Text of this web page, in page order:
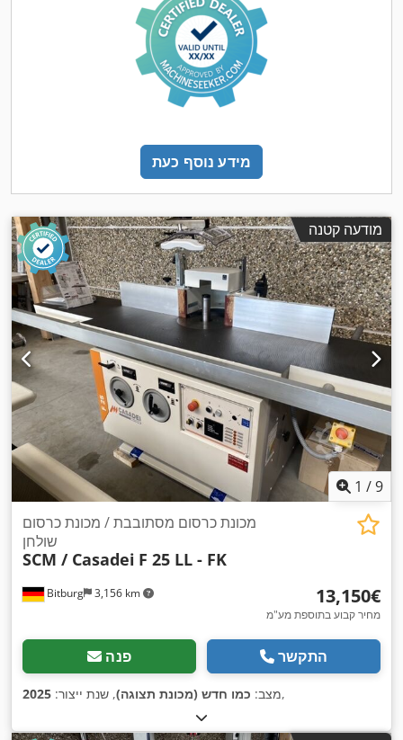
מידע נוסף כעת
מודעה קטנה
1 /9
Bitburg 3,156 km
מכונת כרסום מסתובבת / מכונת כרסום
שולחן
SCM / Casadei F 25 LL - FK
‏13,150 ‏€
מחיר קבוע בתוספת מע"מ
פנה התקשר
מצב: כמו חדש (מכונת תצוגה), שנת ייצור: 2025 ,